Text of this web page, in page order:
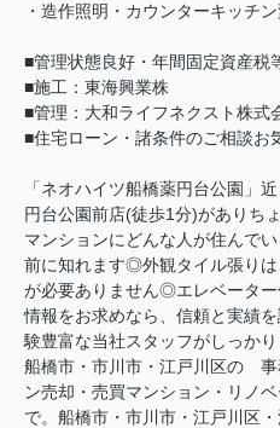
・造作照明・カウンターキッチ
■管理状態良好・年間固定資産税
■施工：東海興業株
■管理：大和ライフネクスト株式
■住宅ローン・諸条件のご相談お
「ネオハイツ船橋薬円台公園」
円台公園前店(徒歩1分)がありち
マンションにどんな人が住んで
前に知れます◎外観タイル張り
が必要ありません◎エレベータ
情報をお求めなら、信頼と実績
験豊富な当社スタッフがしっか
船橋市・市川市・江戸川区の 事
ン売却・売買マンション・リノ
で。船橋市・市川市・江戸川区